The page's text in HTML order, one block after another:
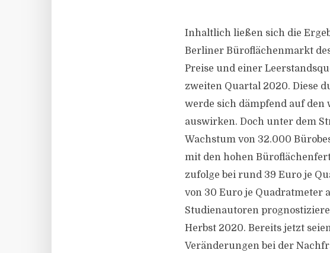
Inhaltlich ließen sich die
Berliner Büroflächenmarkt
Preise und einer
zweiten Quartal 2020. Diese
werde sich dämpfend auf
auswirken. Doch unter dem
Wachstum von 32.000
mit den hohen
zufolge bei rund 39 Euro je
von 30 Euro je Quadratmeter
Studienautoren
Herbst 2020. Bereits jetzt
Veränderungen bei der